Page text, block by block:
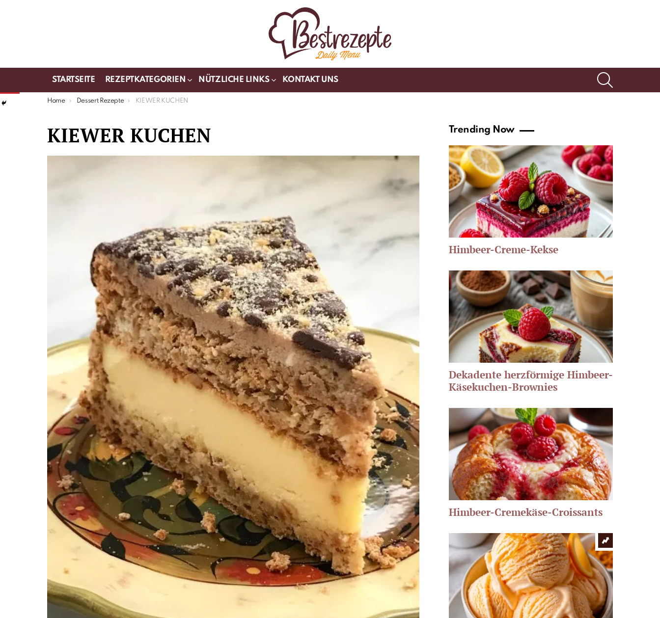
STARTSEITE REZEPTKATEGORIEN NÜTZLICHE LINKS KONTAKT UNS
You are here:
Home Dessert Rezepte KIEWER KUCHEN
KIEWER KUCHEN Trending Now
Himbeer-Creme-Kekse
Dekadente herzförmige Himbeer-
Käsekuchen-Brownies
Himbeer-Cremekäse-Croissants